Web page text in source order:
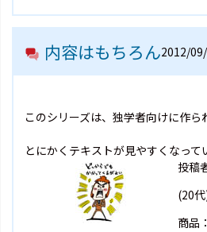
内容はもちろん2012/
このシリーズは、独学者向けに作ら
とにかくテキストが見やすくなって
投稿
(20
商品